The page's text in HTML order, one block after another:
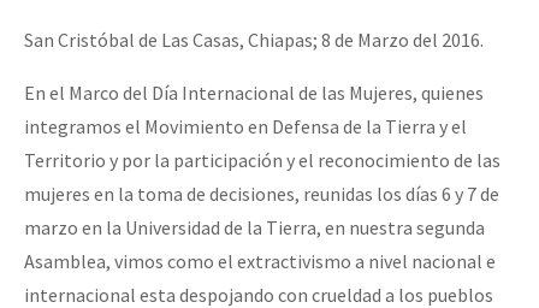
San Cristóbal de Las Casas, Chiapas; 8 de Marzo del 2016.
En el Marco del Día Internacional de las Mujeres, quienes
integramos el Movimiento en Defensa de la Tierra y el
Territorio y por la participación y el reconocimiento de las
mujeres en la toma de decisiones, reunidas los días 6 y 7 de
marzo en la Universidad de la Tierra, en nuestra segunda
Asamblea, vimos como el extractivismo a nivel nacional e
internacional esta despojando con crueldad a los pueblos